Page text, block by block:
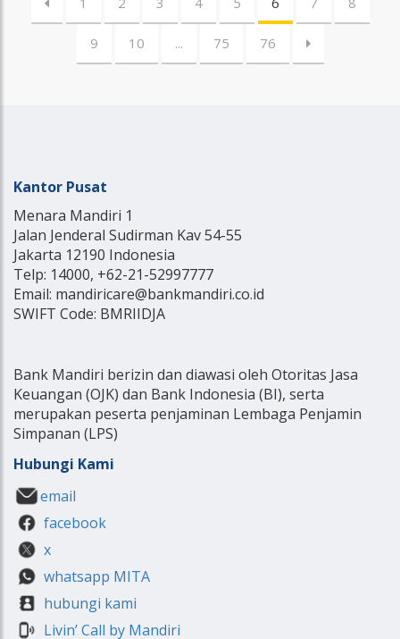
9 10 ... 75 76
Kantor Pusat
Menara Mandiri 1
Jalan Jenderal Sudirman Kav 54-55
Jakarta 12190 Indonesia
Telp: 14000, +62-21-52997777
Email: mandiricare@bankmandiri.co.id
SWIFT Code: BMRIIDJA
Bank Mandiri berizin dan diawasi oleh Otoritas Jasa
Keuangan (OJK) dan Bank Indonesia (BI), serta
merupakan peserta penjaminan Lembaga Penjamin
Simpanan (LPS)
Hubungi Kami
email
facebook
x
whatsapp MITA
hubungi kami
Livin’ Call by Mandiri